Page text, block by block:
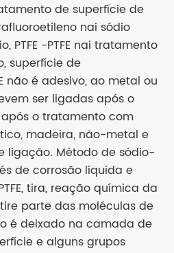
de superfície de
nai sódio
PTFE -PTFE nai tratamento
superfície de
não é adesivo, ao metal ou
ser ligadas após o
o tratamento com
madeira, não-metal e
ligação. Método de sódio-
de corrosão líquida e
tira, reação química da
parte das moléculas de
é deixado na camada de
e alguns grupos